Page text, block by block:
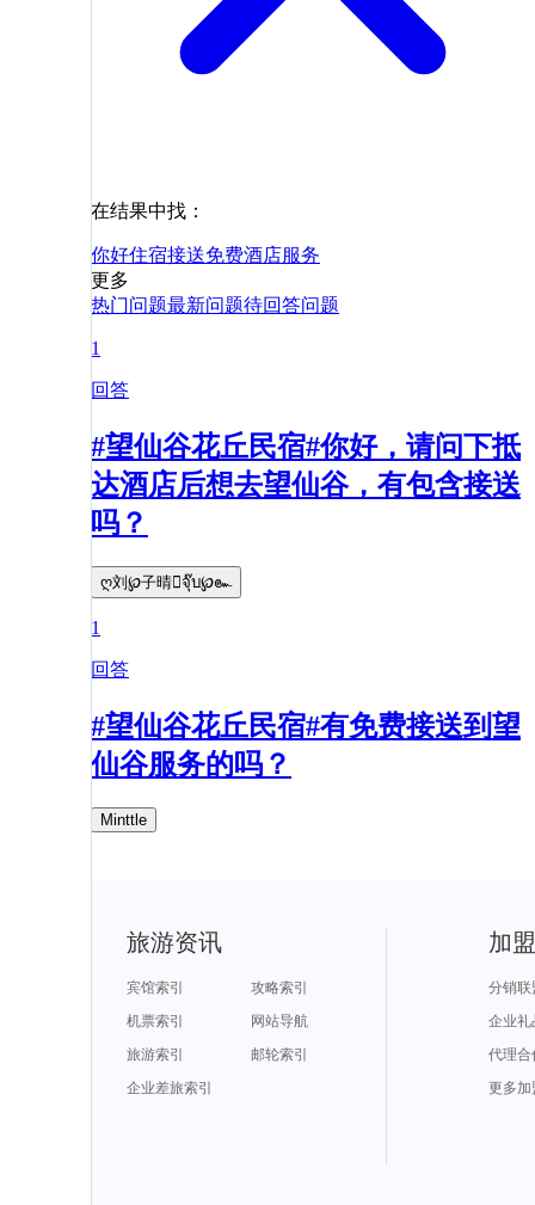
在结果中找：
你好住宿接送免费酒店服务
更多
热门问题最新问题待回答问题
1
回答
#望仙谷花丘民宿#你好，请问下抵
达酒店后想去望仙谷，有包含接送
吗？
ღ刘℘子晴จุ๊บ℘๛
1
回答
#望仙谷花丘民宿#有免费接送到望
仙谷服务的吗？
Minttle
旅游资讯
宾馆索引
攻略索引
机票索引
网站导航
旅游索引
邮轮索引
企业差旅索引
加
分销联
企业礼
代理合
更多加